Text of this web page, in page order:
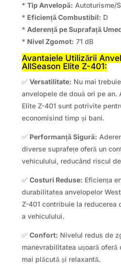
* Tip Anvelopă: Autoturisme/
* Eficiență Combustibil: D
* Aderență pe Suprafață
* Nivel Zgomot: 71 dB
Avantajele Utilizării
AllSeason Elite Z-401:
✅ Versatilitate: Nu mai
anvelopele de două ori pe an.
Elite Z-401 sunt potrivite
economisind timp și bani.
✅ Performanță Sigură:
diverse suprafețe oferă un
vehiculului, reducând riscul
✅ Costuri Reduse: Eficiența
durabilitatea anvelopelor
Z-401 contribuie la reducerea
a vehiculului.
✅ Confort: Nivelul redus de
manevrabilitatea ușoară oferă
mai plăcută și relaxantă.